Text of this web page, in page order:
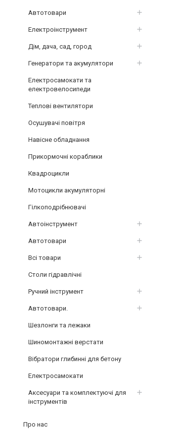
Автотовари
Електроінструмент
Дім, дача, сад, город
Генератори та акумулятори
Електросамокати та
електровелосипеди
Теплові вентилятори
Осушувачі повітря
Навісне обладнання
Прикормочні кораблики
Квадроцикли
Мотоцикли акумуляторні
Гілкоподрібнювачі
Автоінструмент
Автотовари
Всі товари
Столи гідравлічні
Ручний інструмент
Автотовари.
Шезлонги та лежаки
Шиномонтажні верстати
Вібратори глибинні для бетону
Електросамокати
Аксесуари та комплектуючі для
інструментів
Про нас